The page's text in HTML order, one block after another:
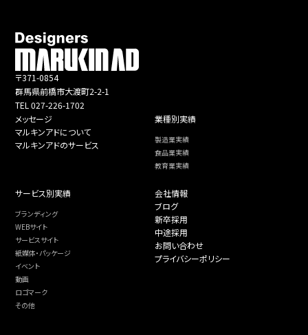
〒371-0854
群馬県前橋市大渡町2-2-1
TEL 027-226-1702
メッセージ
マルキンアドについて
マルキンアドのサービス
業種別実績
製造業実績
食品業実績
教育業実績
サービス別実績
ブランディング
WEBサイト
サービスサイト
紙媒体・パッケージ
イベント
動画
ロゴマーク
その他
会社情報
ブログ
新卒採用
中途採用
お問い合わせ
プライバシーポリシー